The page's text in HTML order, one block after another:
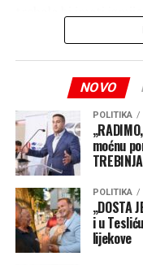
prethodne, zbog
jedinica iz Italije.
Iz EUFOR-a
kojom se operativna
Multinacionalnog
Vježba će se odvijati
podršku Oružanih
partnerski odnos i
(Klix)
NOVO
POLITIKA
moćnu
POLITIKA
„DOSTA
i u
lijekove